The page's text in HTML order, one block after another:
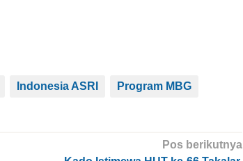
Indonesia ASRI Program MBG
Pos berikutnya